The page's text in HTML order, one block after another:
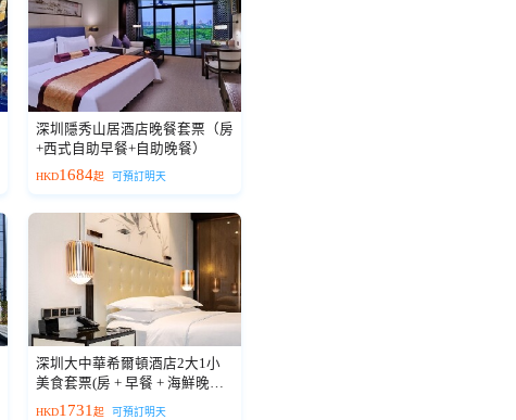
深圳隱秀山居酒店晚餐套票（房
+西式自助早餐+自助晚餐）
HKD1684起 可預訂明天
深圳大中華希爾頓酒店2大1小
美食套票(房 + 早餐 + 海鮮晚餐
+ 戶外空中泳池)
HKD1731 起 可預訂明天